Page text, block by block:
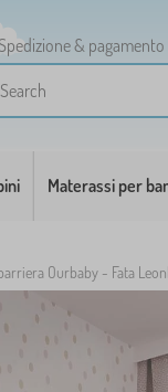
& pagamento
Materassi per
Ourbaby - Fata